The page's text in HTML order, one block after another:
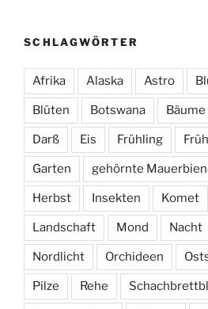
SCHLAGWÖRTER
Afrika Alaska Astro
Blüten Botswana Bäume
Darß Eis Frühling
Garten gehörnte
Herbst Insekten Komet
Landschaft Mond Nacht
Nordlicht Orchideen
Pilze Rehe